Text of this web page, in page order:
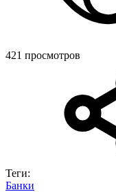
421 просмотров
Теги:
Банки